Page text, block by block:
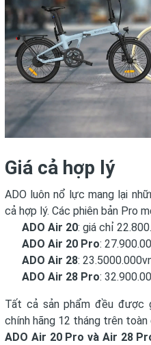
Giá cả hợp lý
ADO luôn nổ lực mang lại
cả hợp lý. Các phiên bản Pro
ADO Air 20: giá chỉ
ADO Air 20 Pro:
ADO Air 28:
ADO Air 28 Pro:
Tất cả sản phẩm đều được
chính hãng 12 tháng trên toàn
ADO Air 20 Pro và Air 28